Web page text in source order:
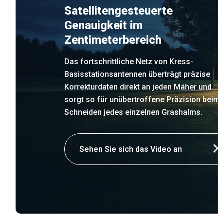
Satellitengesteuerte
Genauigkeit im
Zentimeterbereich
Das fortschrittliche Netz von Kress-
Basisstationsantennen überträgt präzise
Korrekturdaten direkt an jeden Mäher und
sorgt so für unübertroffene Präzision
Schneiden jedes einzelnen Grashalms.
Sehen Sie sich das Video an